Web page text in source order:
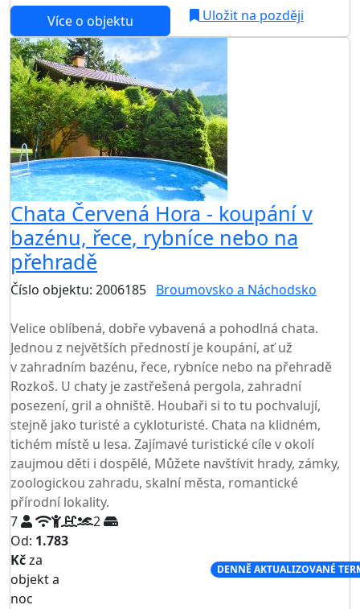
Více o objektu
Uložit na později
Chata Červená Hora - koupání v
bazénu, řece, rybníce nebo na
přehradě
Číslo objektu: 2006185 Broumovsko a Náchodsko
Velice oblíbená, dobře vybavená a pohodlná chata.
Jednou z největších předností je koupání, ať už
v zahradním bazénu, řece, rybníce nebo na přehradě
Rozkoš. U chaty je zastřešená pergola, zahradní
posezení, gril a ohniště. Houbaři si to tu pochvalují,
stejně jako turisté a cykloturisté. Chata na klidném,
tichém místě u lesa. Zajímavé turistické cíle v okolí
zaujmou děti i dospělé, Můžete navštívit hrady, zámky,
zoologickou zahradu, skalní města, romantické
přírodní lokality.
7
2
Od: 1.783
Kčza
objekt a
noc
DENNĚ AKTUALIZOVANÉ